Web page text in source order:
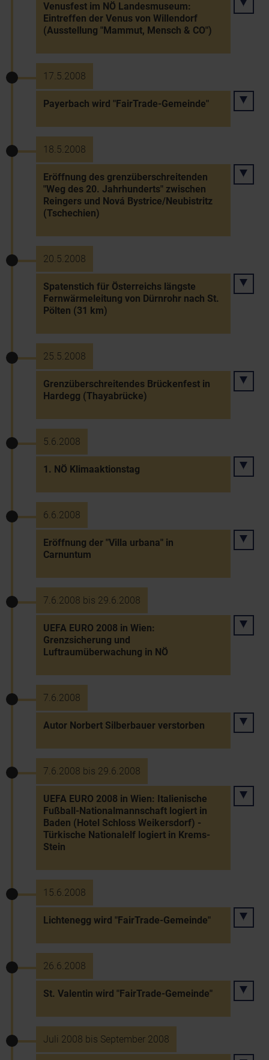
Venusfest im NÖ Landesmuseum:
Eintreffen der Venus von Willendorf
(Ausstellung "Mammut, Mensch & CO")
17.5.2008
Payerbach wird "FairTrade-Gemeinde"
18.5.2008
Eröffnung des grenzüberschreitenden
"Weg des 20. Jahrhunderts" zwischen
Reingers und Nová Bystrice/Neubistritz
(Tschechien)
20.5.2008
Spatenstich für Österreichs längste
Fernwärmeleitung von Dürnrohr nach St.
Pölten (31 km)
25.5.2008
Grenzüberschreitendes Brückenfest in
Hardegg (Thayabrücke)
5.6.2008
1. NÖ Klimaaktionstag
6.6.2008
Eröffnung der "Villa urbana" in
Carnuntum
7.6.2008 bis 29.6.2008
UEFA EURO 2008 in Wien:
Grenzsicherung und
Luftraumüberwachung in NÖ
7.6.2008
Autor Norbert Silberbauer verstorben
7.6.2008 bis 29.6.2008
UEFA EURO 2008 in Wien: Italienische
Fußball-Nationalmannschaft logiert in
Baden (Hotel Schloss Weikersdorf) -
Türkische Nationalelf logiert in Krems-
Stein
15.6.2008
Lichtenegg wird "FairTrade-Gemeinde"
26.6.2008
St. Valentin wird "FairTrade-Gemeinde"
Juli 2008 bis September 2008